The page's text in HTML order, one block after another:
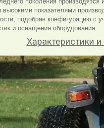
высокими показателями
подобрав конфигурацию с
и оснащения оборудования.
Характеристики